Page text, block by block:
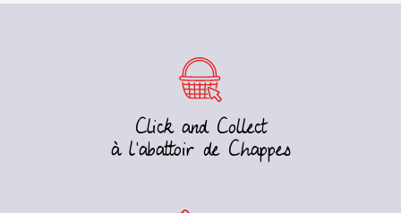
Click and Collect
à l’abattoir de Chappes